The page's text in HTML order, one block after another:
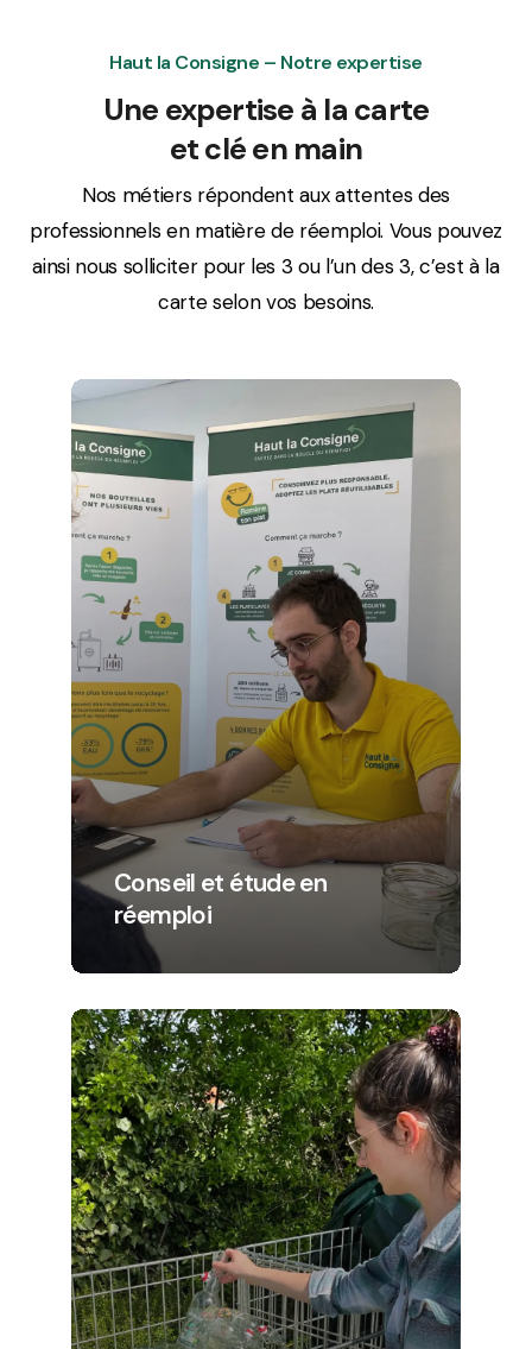
Haut la Consigne – Notre expertise
Une expertise à la carte
et clé en main
Nos métiers répondent aux attentes des
professionnels en matière de réemploi. Vous pouvez
ainsi nous solliciter pour les 3 ou l’un des 3, c’est à la
carte selon vos besoins.
Conseil et étude en
réemploi